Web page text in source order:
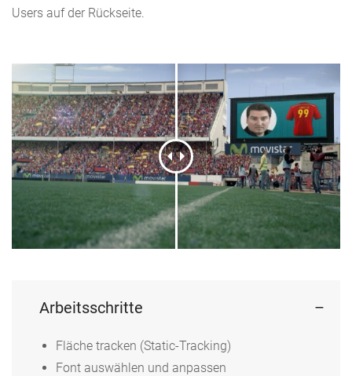
Users auf der Rückseite.
Arbeitsschritte
Fläche tracken (Static-Tracking)
Font auswählen und anpassen